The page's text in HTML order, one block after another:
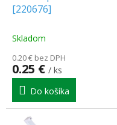
u[220676]
Skladom
0.20 € bez DPH
0.25 € / ks
Do košíka